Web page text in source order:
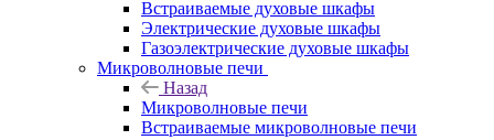
Встраиваемые духовые шкафы
Электрические духовые шкафы
Газоэлектрические духовые шкафы
Микроволновые печи
Назад
Микроволновые печи
Встраиваемые микроволновые печи